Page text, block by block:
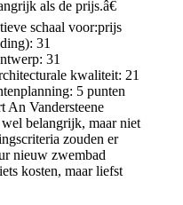
als de prijs.â€
schaal voor:prijs
31
31
kwaliteit: 21
5 punten
An Vandersteene
belangrijk, maar niet
zouden er
nieuw zwembad
kosten, maar liefst